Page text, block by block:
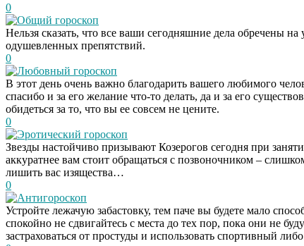
0
Общий гороскоп
Нельзя сказать, что все ваши сегодняшние дела обречены
одушевленных препятствий.
0
Любовный гороскоп
В этот день очень важно благодарить вашего любимого
спасибо и за его желание что-то делать, да и за его
обидеться за то, что вы ее совсем не цените.
0
Эротический гороскоп
Звезды настойчиво призывают Козерогов сегодня при
аккуратнее вам стоит обращаться с позвоночником –
лишить вас изящества…
0
Антигороскоп
Устройте лежачую забастовку, тем паче вы будете мало
спокойно не сдвигайтесь с места до тех пор, пока они не
застраховаться от простуды и использовать спортивный